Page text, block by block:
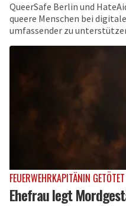
QueerSafe Berlin und
queere Menschen bei
umfassender zu
FEUERWEHRKAPITÄNIN GETÖTET
Ehefrau legt